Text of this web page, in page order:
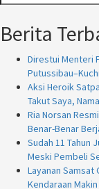
about
Klopp
Liverpool
Rekrut
Darwin
Núñez
Meski
Bukan
Prioritas
Klub
for:
Berita
Direstui Menteri
Aksi Heroik
Takut Saya,
Ria Norsan
Benar-Benar
Sudah 11 Tahun
Meski Pembeli
Layanan Samsat
Kendaraan